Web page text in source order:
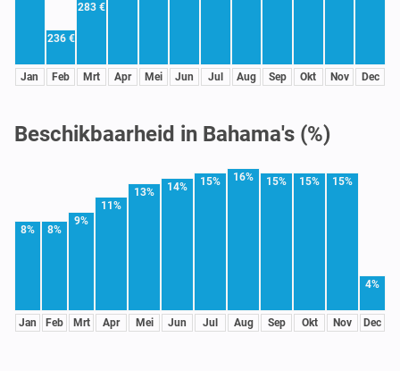
Jan
236 €
Feb
283 €
Mrt Apr Mei Jun Jul Aug Sep Okt Nov Dec
Beschikbaarheid in Bahama's (%)
8%
Jan
8%
Feb
9%
Mrt
11%
Apr
13%
Mei
14%
Jun
15%
Jul
16%
Aug
15%
Sep
15%
Okt
15%
Nov
4%
Dec